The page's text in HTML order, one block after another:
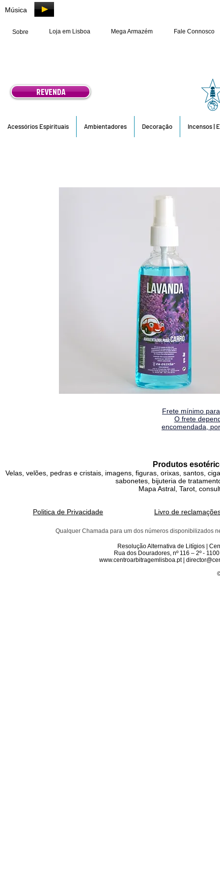
Música
Sobre Loja em Lisboa Mega Armazém Fale Connosco
REVENDA
Acessórios Espirituais Ambientadores Decoração Incensos |
Frete mínimo
O frete
encomendada,
Produtos
Velas, velões, pedras e cristais, imagens, figuras, orixas, santos,
sabonetes, bijuteria de
Mapa Astral, Tarot,
Politica de Privacidade Livro de
Qualquer Chamada para um dos números disponibilizados
Resolução Alternativa de Litígios |
Rua dos Douradores, nº 116 – 2º -
www.centroarbitragemlisboa.pt |